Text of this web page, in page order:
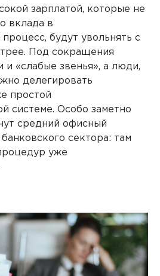
зарплатой, которые не
вклада в
будут увольнять с
Под сокращения
и «слабые звенья», а люди,
делегировать
простой
системе. Особо заметно
средний офисный
сектора: там
уже